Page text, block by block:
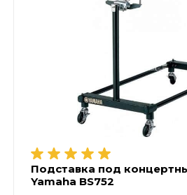
Подставка под
Yamaha BS752